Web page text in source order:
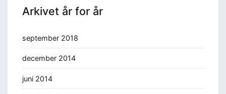
Arkivet år for år
september 2018
december 2014
juni 2014